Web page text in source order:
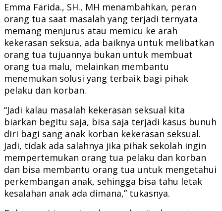
Emma Farida., SH., MH menambahkan, peran
orang tua saat masalah yang terjadi ternyata
memang menjurus atau memicu ke arah
kekerasan seksua, ada baiknya untuk melibatkan
orang tua tujuannya bukan untuk membuat
orang tua malu, melainkan membantu
menemukan solusi yang terbaik bagi pihak
pelaku dan korban.
“Jadi kalau masalah kekerasan seksual kita
biarkan begitu saja, bisa saja terjadi kasus bunuh
diri bagi sang anak korban kekerasan seksual.
Jadi, tidak ada salahnya jika pihak sekolah ingin
mempertemukan orang tua pelaku dan korban
dan bisa membantu orang tua untuk mengetahui
perkembangan anak, sehingga bisa tahu letak
kesalahan anak ada dimana,” tukasnya.